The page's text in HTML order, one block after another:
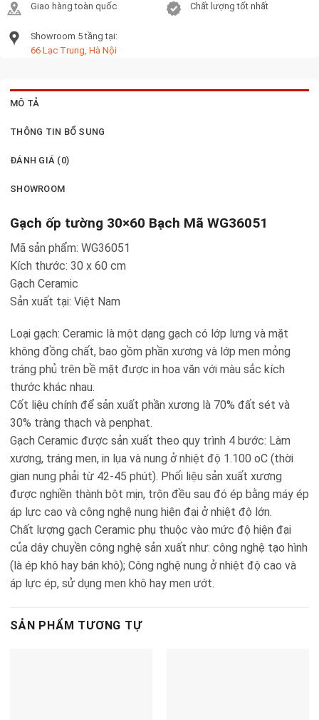
Giao hàng toàn quốc
Chất lượng tốt nhất
Showroom 5 tầng tại:
66 Lạc Trung, Hà Nội
MÔ TẢ
THÔNG TIN BỔ SUNG
ĐÁNH GIÁ (0)
SHOWROOM
Gạch ốp tường 30×60 Bạch Mã WG36051
Mã sản phẩm: WG36051
Kích thước: 30 x 60 cm
Gạch Ceramic
Sản xuất tại: Việt Nam
Loại gạch: Ceramic là một dạng gạch có lớp lưng và mặt
không đồng chất, bao gồm phần xương và lớp men mỏng
tráng phủ trên bề mặt được in hoa văn với màu sắc kích
thước khác nhau.
Cốt liệu chính để sản xuất phần xương là 70% đất sét và
30% tràng thạch và penphat.
Gạch Ceramic được sản xuất theo quy trình 4 bước: Làm
xương, tráng men, in lụa và nung ở nhiệt độ 1.100 oC (thời
gian nung phải từ 42-45 phút). Phối liệu sản xuất xương
được nghiền thành bột mịn, trộn đều sau đó ép bằng máy ép
áp lực cao và công nghệ nung hiện đại ở nhiệt độ lớn.
Chất lượng gạch Ceramic phụ thuộc vào mức độ hiện đại
của dây chuyền công nghệ sản xuất như: công nghệ tạo hình
(là ép khô hay bán khô); Công nghệ nung ở nhiệt độ cao và
áp lực ép, sử dụng men khô hay men ướt.
SẢN PHẨM TƯƠNG TỰ